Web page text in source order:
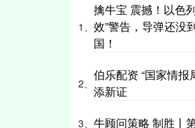
1、
擒牛宝 震撼！以色
效”警告，导弹还没
国！
2、
伯乐配资 “国家情报
添新证
3、 牛顾问策略 制胜丨